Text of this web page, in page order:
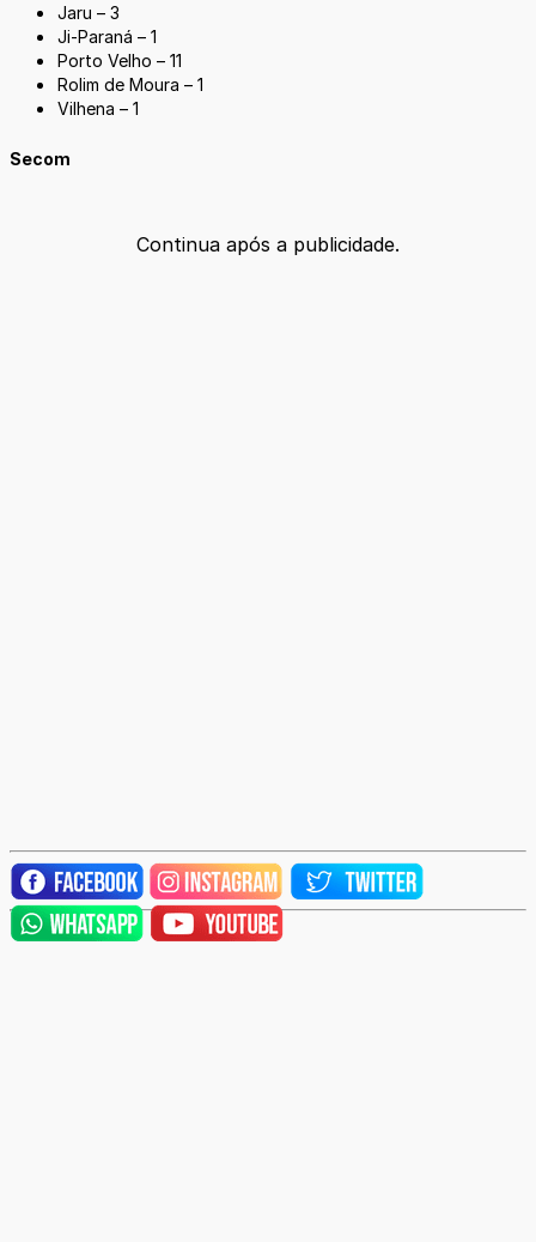
Jaru – 3
Ji-Paraná – 1
Porto Velho – 11
Rolim de Moura – 1
Vilhena – 1
Secom
Continua após a publicidade.